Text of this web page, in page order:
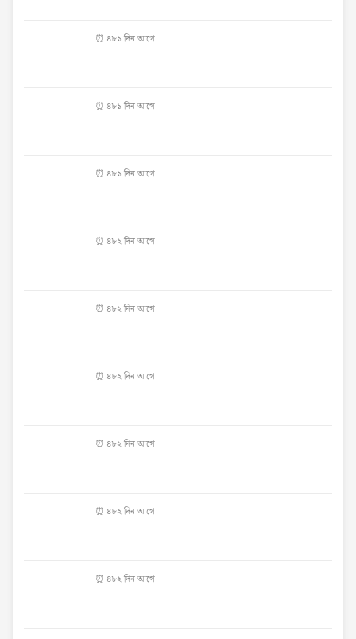
⏰ ৪৮১ দিন আগে
⏰ ৪৮১ দিন আগে
⏰ ৪৮১ দিন আগে
⏰ ৪৮২ দিন আগে
⏰ ৪৮২ দিন আগে
⏰ ৪৮২ দিন আগে
⏰ ৪৮২ দিন আগে
⏰ ৪৮২ দিন আগে
⏰ ৪৮২ দিন আগে